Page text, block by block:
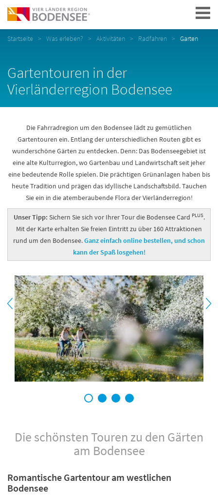
Navigation
Startseite Was erleben? Aktivitäten Radfahren Garten
Gartentouren in der
Vierländerregion Bodensee
Die Fahrradregion um den Bodensee lädt zu gemütlichen
Gartentouren ein. Entlang der unterschiedlichen Routen gibt es
wunderschöne Gärten zu entdecken. Denn: Das Bodenseegebiet ist
eine alte Kulturregion, wo Gartenbau und Landwirtschaft seit jeher
eine bedeutende Rolle spielen. Die prächtigen Grünanlagen haben bis
heute Tradition und prägen das idyllische Landschaftsbild. Tauchen
Sie ein in die atemberaubende Flora der Vierländerregion!
Unser Tipp: Sichern Sie sich vor Ihrer Tour die Bodensee Card PLUS.
Mit der Karte erhalten Sie freien Eintritt zu über 160 Attraktionen
rund um den Bodensee.Ganz einfach online bestellen, und schon
kann der Spaß losgehen!
1 2 3 4
Die schönsten Touren zu den Gärten
am Bodensee
Romantische Gartentour am westlichen
Bodensee